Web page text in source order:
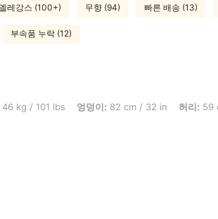
레강스 (100+) 무향 (94) 빠른 배송 (13)
부속품 누락 (12)
lbs, 엉덩이: 82 cm / 32 in, 허리: 59 cm / 23 in, 흉상:
46 kg / 101 lbs 엉덩이: 82 cm / 32 in 허리: 59